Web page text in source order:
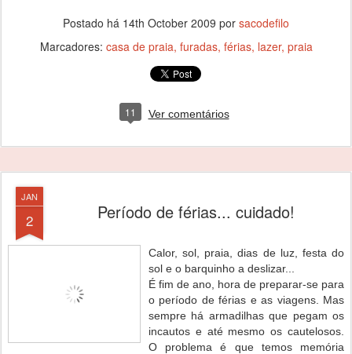
Postado há 14th October 2009 por sacodefilo
Marcadores: casa de praia furadas férias lazer praia
11 Ver comentários
JAN
2 Período de férias... cuidado!
Calor, sol, praia, dias de luz, festa do
sol e o barquinho a deslizar...
É fim de ano, hora de preparar-se para
o período de férias e as viagens. Mas
sempre há armadilhas que pegam os
incautos e até mesmo os cautelosos.
O problema é que temos memória